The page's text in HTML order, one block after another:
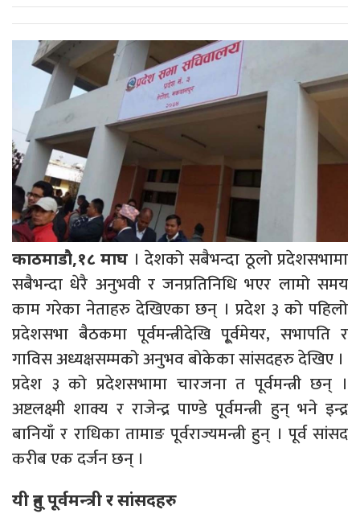
काठमाडौ,१८ माघ । देशको सबैभन्दा ठूलो प्रदेशसभामा
सबैभन्दा धेरै अनुभवी र जनप्रतिनिधि भएर लामो समय
काम गरेका नेताहरु देखिएका छन् । प्रदेश ३ को पहिलो
प्रदेशसभा बैठकमा पूर्वमन्त्रीदेखि पू्र्वमेयर, सभापति र
गाविस अध्यक्षसम्मको अनुभव बोकेका सांसदहरु देखिए ।
प्रदेश ३ को प्रदेशसभामा चारजना त पूर्वमन्त्री छन् ।
अष्टलक्ष्मी शाक्य र राजेन्द्र पाण्डे पूर्वमन्त्री हुन् भने इन्द्र
बानियाँ र राधिका तामाङ पूर्वराज्यमन्त्री हुन् । पूर्व सांसद
करीब एक दर्जन छन् ।
यी हुन् पूर्वमन्त्री र सांसदहरु